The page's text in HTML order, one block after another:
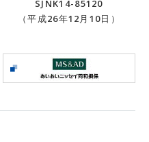
SJNK14-85120
（平成26年12月10日）